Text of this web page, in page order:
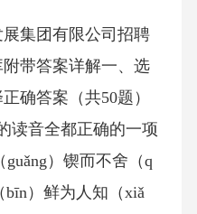
集团有限公司招聘
带答案详解一、选
确答案（共50题）
读音全都正确的一项
）锲而不舍（q
bīn）鲜为人知（xiǎ